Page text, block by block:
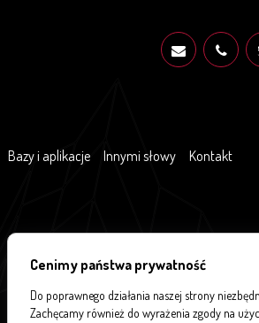
Cenimy państwa prywatność
Do poprawnego działania naszej strony
Zachęcamy również do wyrażenia zgody na
Bazy i aplikacje Innymi słowy Kontakt